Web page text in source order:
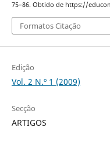
75–86. Obtido de https://
Formatos Citação
Edição
Vol. 2 N.º 1 (2009)
Secção
ARTIGOS